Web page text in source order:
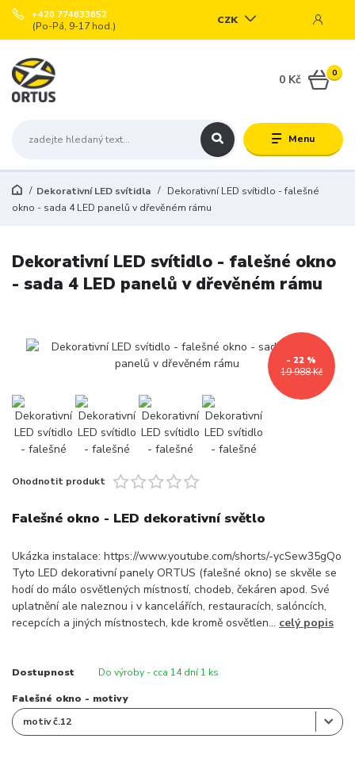
Menu
CZK
+420 774633652
(Po-Pá, 9-17 hod.)
0
0 Kč
Dekorativní LED svítidla
Dekorativní LED svítidlo - falešné
okno - sada 4 LED panelů v dřevěném rámu
Dekorativní LED svítidlo - falešné okno
- sada 4 LED panelů v dřevěném rámu
19 988 Kč
- 22 %
Ohodnotit produkt
Falešné okno - LED dekorativní světlo
Ukázka instalace: https://www.youtube.com/shorts/-ycSew35gQo
Tyto LED dekorativní panely ORTUS (falešné okno) se skvěle se
hodí do málo osvětlených místností, chodeb, čekáren apod. Své
uplatnění ale naleznou i v kancelářích, restauracích, salóncích,
recepcích a jiných místnostech, kde kromě osvětlen... celý popis
Dostupnost Do výroby - cca 14 dní 1 ks
Falešné okno - motivy